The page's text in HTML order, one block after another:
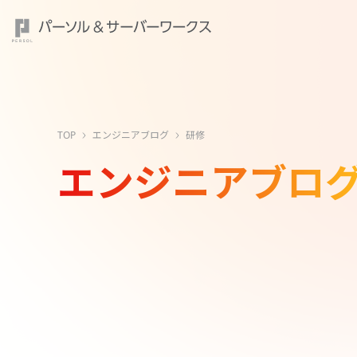
TOP エンジニアブログ 研修
エンジニアブロ